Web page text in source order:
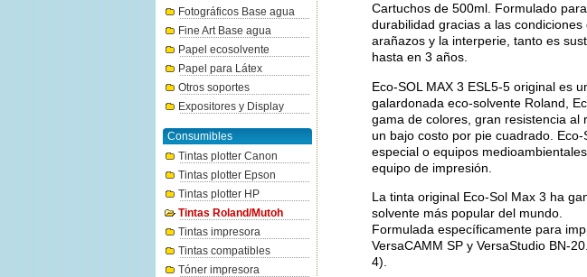
Fotográficos Base agua
Fine Art Base agua
Papel ecosolvente
Papel para Látex
Otros soportes
Expositores y Display
Consumibles
Tintas plotter Canon
Tintas plotter Epson
Tintas plotter HP
Tintas Roland/Mutoh
Tintas impresora
Tintas compatibles
Tóner impresora
Cartuchos de 500ml. Formulado
durabilidad gracias a las
arañazos y la interperie, tanto es
hasta en 3 años.
Eco-SOL MAX 3 ESL5-5 original es
galardonada eco-solvente Roland,
gama de colores, gran resistencia al
un bajo costo por pie cuadrado.
especial o equipos
equipo de impresión.
La tinta original Eco-Sol Max 3 ha
solvente más popular del mundo.
Formulada específicamente para
VersaCAMM SP y VersaStudio BN-
4).